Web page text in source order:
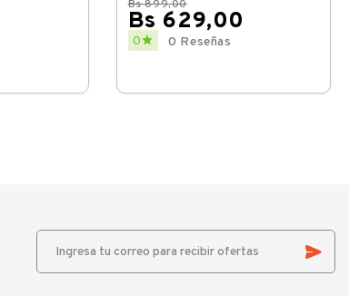
Bs 899,00
Bs 629,00
Regular
price
Price
0 0 Reseñas